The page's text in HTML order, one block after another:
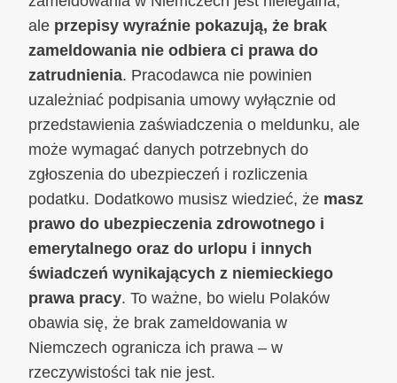
ale przepisy wyraźnie pokazują, że brak
zameldowania nie odbiera ci prawa do
zatrudnienia. Pracodawca nie powinien
uzależniać podpisania umowy wyłącznie od
przedstawienia zaświadczenia o meldunku, ale
może wymagać danych potrzebnych do
zgłoszenia do ubezpieczeń i rozliczenia
podatku. Dodatkowo musisz wiedzieć, że masz
prawo do ubezpieczenia zdrowotnego i
emerytalnego oraz do urlopu i innych
świadczeń wynikających z niemieckiego
prawa pracy. To ważne, bo wielu Polaków
obawia się, że brak zameldowania w
Niemczech ogranicza ich prawa – w
rzeczywistości tak nie jest.